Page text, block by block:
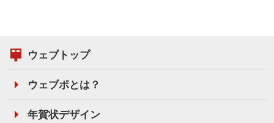
ウェブトップ
ウェブポとは？
年賀状デザイン